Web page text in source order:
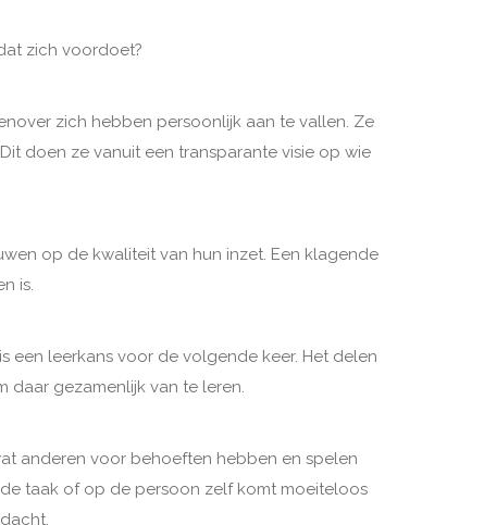
zich voordoet?
zich hebben persoonlijk aan te vallen. Ze
doen ze vanuit een transparante visie op wie
op de kwaliteit van hun inzet. Een klagende
is.
een leerkans voor de volgende keer. Het delen
daar gezamenlijk van te leren.
anderen voor behoeften hebben en spelen
taak of op de persoon zelf komt moeiteloos